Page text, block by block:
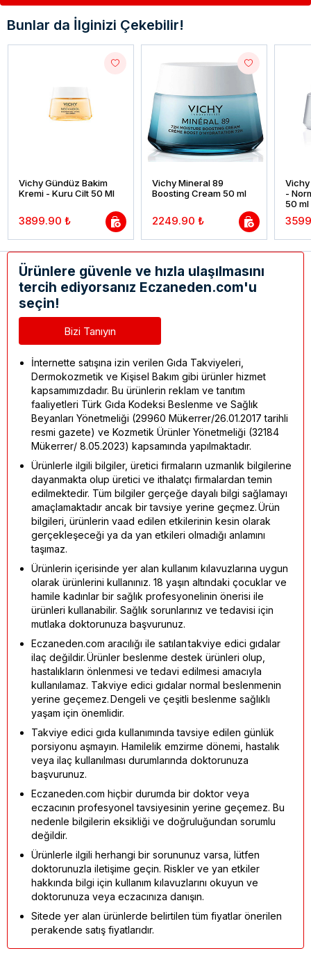
Bunlar da İlginizi Çekebilir!
Vichy Gündüz Bakim
Kremi - Kuru Cilt 50 Ml
3899.90 ₺
Vichy Mineral 89
Boosting Cream 50 ml
2249.90 ₺
-
50 ml
Ürünlere güvenle ve hızla ulaşılmasını
tercih ediyorsanız Eczaneden.com'u
seçin!
Bizi Tanıyın
İnternette satışına izin verilen Gıda Takviyeleri,
Dermokozmetik ve Kişisel Bakım gibi ürünler hizmet
kapsamımızdadır. Bu ürünlerin reklam ve tanıtım
faaliyetleri Türk Gıda Kodeksi Beslenme ve Sağlık
Beyanları Yönetmeliği (29960 Mükerrer/26.01.2017 tarihli
resmi gazete) ve Kozmetik Ürünler Yönetmeliği (32184
Mükerrer/ 8.05.2023) kapsamında yapılmaktadır.
Ürünlerle ilgili bilgiler, üretici firmaların uzmanlık bilgilerine
dayanmakta olup üretici ve ithalatçı firmalardan temin
edilmektedir. Tüm bilgiler gerçeğe dayalı bilgi sağlamayı
amaçlamaktadır ancak bir tavsiye yerine geçmez. Ürün
bilgileri, ürünlerin vaad edilen etkilerinin kesin olarak
gerçekleşeceği ya da yan etkileri olmadığı anlamını
taşımaz.
Ürünlerin içerisinde yer alan kullanım kılavuzlarına uygun
olarak ürünlerini kullanınız. 18 yaşın altındaki çocuklar ve
hamile kadınlar bir sağlık profesyonelinin önerisi ile
ürünleri kullanabilir. Sağlık sorunlarınız ve tedavisi için
mutlaka doktorunuza başvurunuz.
Eczaneden.com aracılığı ile satılan takviye edici gıdalar
ilaç değildir. Ürünler beslenme destek ürünleri olup,
hastalıkların önlenmesi ve tedavi edilmesi amacıyla
kullanılamaz. Takviye edici gıdalar normal beslenmenin
yerine geçemez. Dengeli ve çeşitli beslenme sağlıklı
yaşam için önemlidir.
Takviye edici gıda kullanımında tavsiye edilen günlük
porsiyonu aşmayın. Hamilelik emzirme dönemi, hastalık
veya ilaç kullanılması durumlarında doktorunuza
başvurunuz.
Eczaneden.com hiçbir durumda bir doktor veya
eczacının profesyonel tavsiyesinin yerine geçemez. Bu
nedenle bilgilerin eksikliği ve doğruluğundan sorumlu
değildir.
Ürünlerle ilgili herhangi bir sorununuz varsa, lütfen
doktorunuzla iletişime geçin. Riskler ve yan etkiler
hakkında bilgi için kullanım kılavuzlarını okuyun ve
doktorunuza veya eczacınıza danışın.
Sitede yer alan ürünlerde belirtilen tüm fiyatlar önerilen
perakende satış fiyatlarıdır.